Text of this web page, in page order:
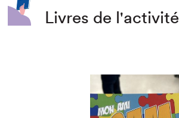
Livres de l'activité